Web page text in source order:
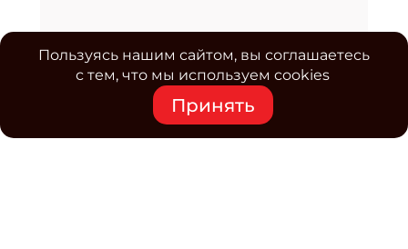
Пользуясь нашим сайтом, вы соглашаетесь
с тем, что мы используем cookies
Принять